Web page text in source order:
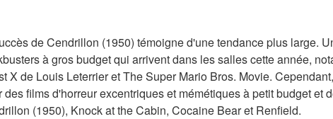
de Cendrillon (1950) témoigne d'une tendance plus large.
à gros budget qui arrivent dans les salles cette année,
X de Louis Leterrier et The Super Mario Bros. Movie.
films d'horreur excentriques et mémétiques à petit budget et
(1950), Knock at the Cabin, Cocaine Bear et Renfield.